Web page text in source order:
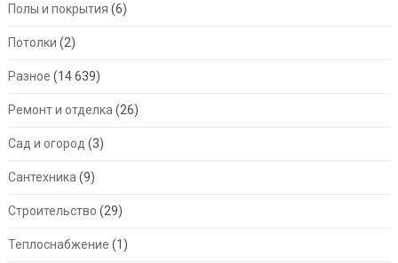
Полы и покрытия (6)
Потолки (2)
Разное (14 639)
Ремонт и отделка (26)
Сад и огород (3)
Сантехника (9)
Строительство (29)
Теплоснабжение (1)